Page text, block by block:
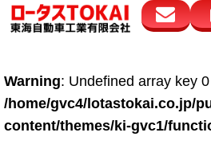
車販売
スマイル車検
Warning: Undefined array key
/home/gvc4/lotastokai.co.jp/
content/themes/ki-gvc1/